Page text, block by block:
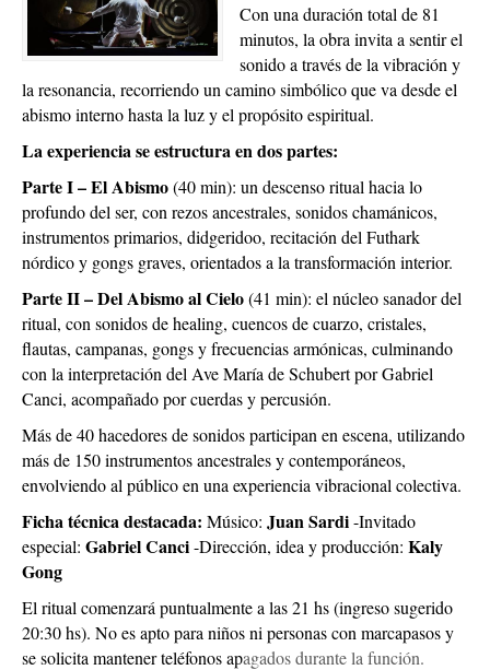
Con una duración total de 81
minutos, la obra invita a sentir el
sonido a través de la vibración y
la resonancia, recorriendo un camino simbólico que va desde el
abismo interno hasta la luz y el propósito espiritual.
La experiencia se estructura en dos partes:
Parte I – El Abismo(40 min): un descenso ritual hacia lo
profundo del ser, con rezos ancestrales, sonidos chamánicos,
instrumentos primarios, didgeridoo, recitación del Futhark
nórdico y gongs graves, orientados a la transformación interior.
Parte II – Del Abismo al Cielo(41 min): el núcleo sanador del
ritual, con sonidos de healing, cuencos de cuarzo, cristales,
flautas, campanas, gongs y frecuencias armónicas, culminando
con la interpretación del Ave María de Schubert por Gabriel
Canci, acompañado por cuerdas y percusión.
Más de 40 hacedores de sonidos participan en escena, utilizando
más de 150 instrumentos ancestrales y contemporáneos,
envolviendo al público en una experiencia vibracional colectiva.
Ficha técnica destacada: Músico: Juan Sardi-Invitado
especial: Gabriel Canci-Dirección, idea y producción: Kaly
Gong
El ritual comenzará puntualmente a las 21 hs (ingreso sugerido
20:30 hs). No es apto para niños ni personas con marcapasos y
se solicita mantener teléfonos apagados durante la función.